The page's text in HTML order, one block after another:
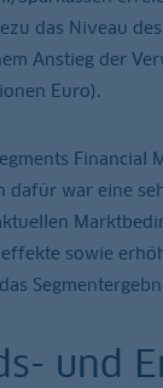
das Niveau
Anstieg der
Euro).
dafür war eine
sowie
und